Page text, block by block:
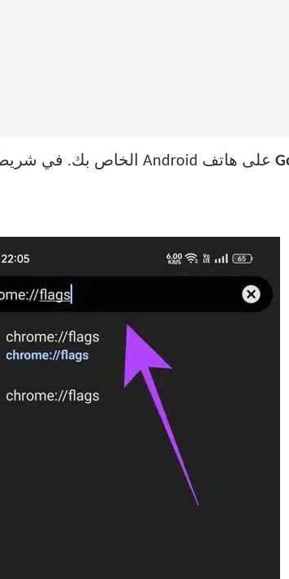
على هاتف Android الخاص بك. في شريط العناوين ، اكتب